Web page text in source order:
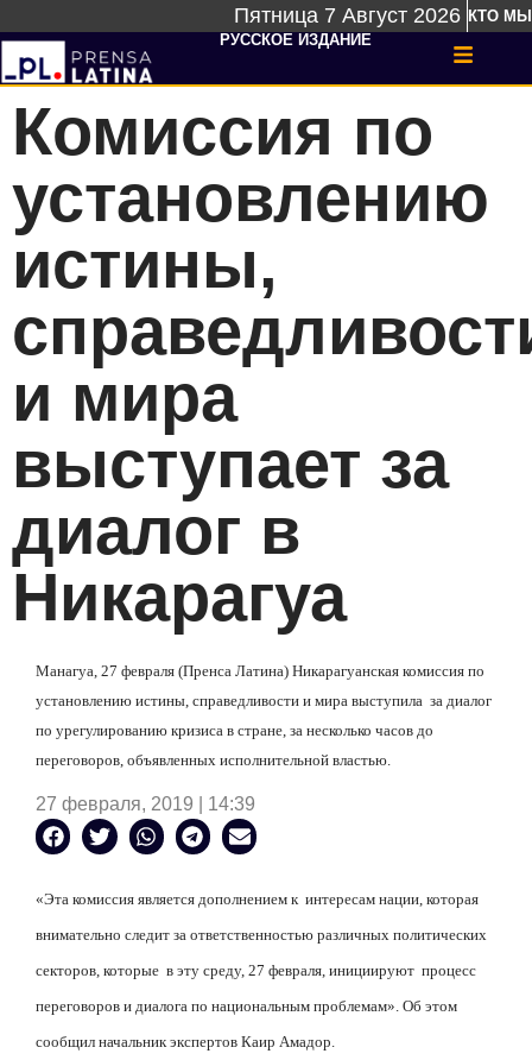
Пятница 7 Август 2026 КТО МЫ
РУССКОЕ ИЗДАНИЕ
Комиссия по
установлению
истины,
и мира
выступает за
диалог в
Никарагуа
Манагуа, 27 февраля (Пренса Латина) Никарагуанская комиссия по
установлению истины, справедливости и мира выступила за диалог
по урегулированию кризиса в стране, за несколько часов до
переговоров, объявленных исполнительной властью.
27 февраля, 2019 | 14:39
«Эта комиссия является дополнением к интересам нации, которая
внимательно следит за ответственностью различных политических
секторов, которые в эту среду, 27 февраля, инициируют процесс
переговоров и диалога по национальным проблемам». Об этом
сообщил начальник экспертов Каир Амадор.